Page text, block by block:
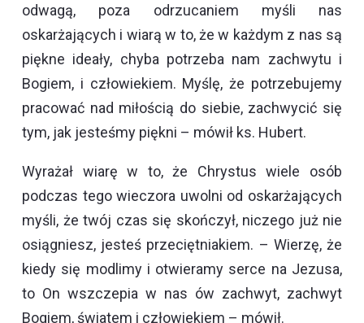
odwagą, poza odrzucaniem myśli nas
oskarżających i wiarą w to, że w każdym z nas są
piękne ideały, chyba potrzeba nam zachwytu i
Bogiem, i człowiekiem. Myślę, że potrzebujemy
pracować nad miłością do siebie, zachwycić się
tym, jak jesteśmy piękni – mówił ks. Hubert.
Wyrażał wiarę w to, że Chrystus wiele osób
podczas tego wieczora uwolni od oskarżających
myśli, że twój czas się skończył, niczego już nie
osiągniesz, jesteś przeciętniakiem. – Wierzę, że
kiedy się modlimy i otwieramy serce na Jezusa,
to On wszczepia w nas ów zachwyt, zachwyt
Bogiem, światem i człowiekiem – mówił.